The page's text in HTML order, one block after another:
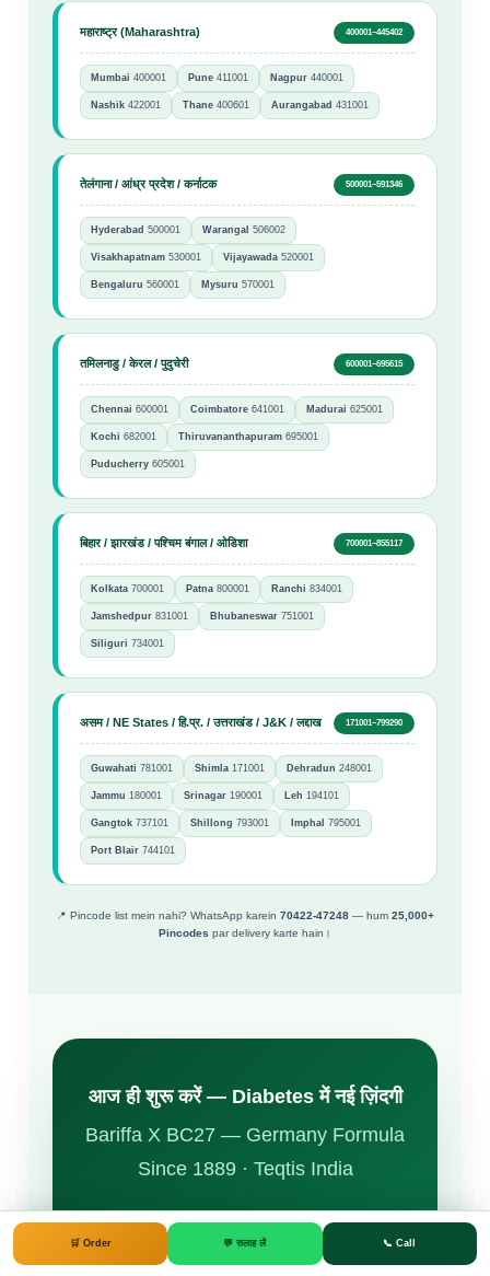
महाराष्ट्र (Maharashtra) 400001–445402
Mumbai 400001 Pune 411001 Nagpur 440001
Nashik 422001 Thane 400601 Aurangabad 431001
तेलंगाना / आंध्र प्रदेश / कर्नाटक 500001–591346
Hyderabad 500001 Warangal 506002
Visakhapatnam 530001 Vijayawada 520001
Bengaluru 560001 Mysuru 570001
तमिलनाडु / केरल / पुदुचेरी 600001–695615
Chennai 600001 Coimbatore 641001 Madurai 625001
Kochi 682001 Thiruvananthapuram 695001
Puducherry 605001
बिहार / झारखंड / पश्चिम बंगाल / ओडिशा 700001–855117
Kolkata 700001 Patna 800001 Ranchi 834001
Jamshedpur 831001 Bhubaneswar 751001
Siliguri 734001
असम / NE States / हि.प्र. / उत्तराखंड / J&K / लद्दाख 171001–799290
Guwahati 781001 Shimla 171001 Dehradun 248001
Jammu 180001 Srinagar 190001 Leh 194101
Gangtok 737101 Shillong 793001 Imphal 795001
Port Blair 744101
📍 Pincode list mein nahi? WhatsApp karein 70422-47248 — hum 25,000+
Pincodes par delivery karte hain।
आज ही शुरू करें — Diabetes में नई ज़िंदगी
Bariffa X BC27 — Germany Formula
Since 1889 · Teqtis India
₹4,230
🛒 Order 💬 सलाह लें 📞 Call